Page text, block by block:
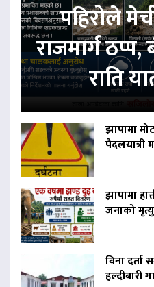
पहिरोले
राजमार्ग ठप्प,
राति
झापामा
पैदलयात्री
झापामा
जनाको
बिना दर्ता
हल्दीबारी